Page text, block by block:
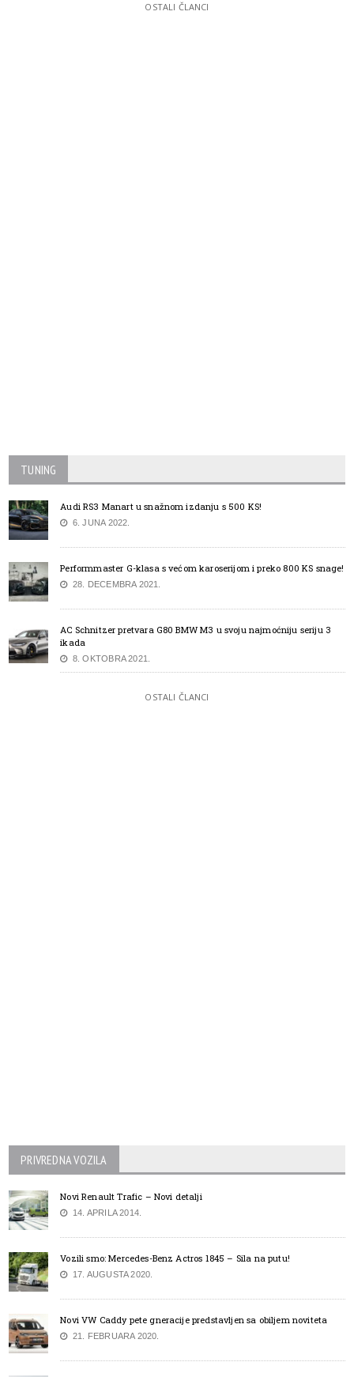
OSTALI ČLANCI
TUNING
Audi RS3 Manart u snažnom izdanju s 500 KS!
6. JUNA 2022.
Performmaster G-klasa s većom karoserijom i preko 800 KS snage!
28. DECEMBRA 2021.
AC Schnitzer pretvara G80 BMW M3 u svoju najmoćniju seriju 3
ikada
8. OKTOBRA 2021.
OSTALI ČLANCI
PRIVREDNA VOZILA
Novi Renault Trafic – Novi detalji
14. APRILA 2014.
Vozili smo: Mercedes-Benz Actros 1845 – Sila na putu!
17. AUGUSTA 2020.
Novi VW Caddy pete gneracije predstavljen sa obiljem noviteta
21. FEBRUARA 2020.